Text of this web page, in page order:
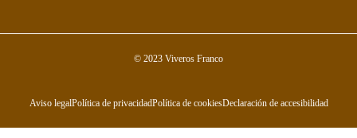
© 2023 Viveros Franco
Aviso legalPolítica de privacidadPolítica de cookiesDeclaración de accesibilidad